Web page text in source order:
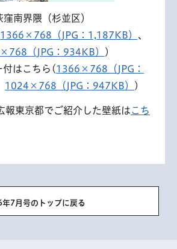
窪南界隈（杉並区）
1366×768（JPG：1,187KB） 、
（JPG：934KB）
)
付はこちら(1366×768（JPG：
1024×768（JPG：947KB） )
東京都でご紹介した壁紙はこち
7月号のトップに戻る